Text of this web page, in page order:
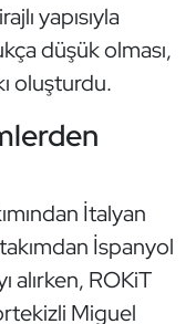
yapısıyla
düşük olması,
oluşturdu.
İtalyan
İspanyol
alırken, ROKiT
Miguel